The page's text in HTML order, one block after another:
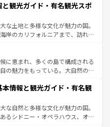
い。
や、スイスならではのユニークな
観光だけでなく町歩きも満喫する
得が高いため物価も高いが、旅行
サービスもあり、うまく活用すれ
観光ガイド・有名観光スポ
な土地と多様な文化が魅力の国。
岸のカリフォルニアまで、訪れる
光、ショッピング、エンターテイ
的なスポットだ。一方、アメリカ
、グランドキャニオンやイエロー
は、音楽と美食が融合した独特の
メリカの各地域で異なる魅力を楽
と豊かな歴史を感じることができ
トリップや列車の旅も、アメリカ
に恵まれ、多くの島で構成される
の魅力をもっている。大自然の神
た、定番の観光地といえばオアフ
めるならマウイ島やカウアイ島が
リーンに輝く海をはじめ、豊かな
る。「アロハスピリット」と呼ば
情報と観光ガイド・有名観
な自然と多様な文化が魅力の国。
るシドニー・オペラハウス、オー